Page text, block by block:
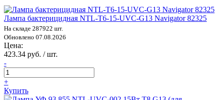
Лампа бактерицидная NTL-T6-15-UVC-G13 Navigator 82325
На складе 287922 шт.
Обновлено 07.08.2026
Цена:
423.34 руб. / шт.
-
+
Купить